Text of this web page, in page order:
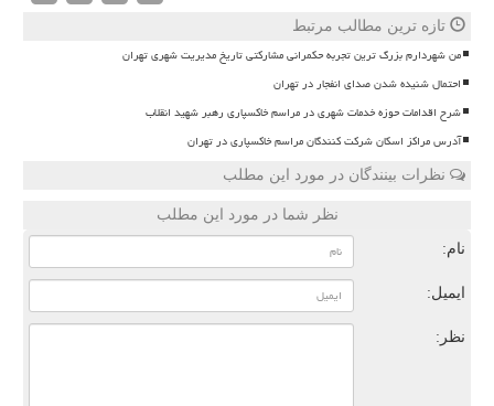
تازه ترین مطالب مرتبط
من شهردارم بزرگ ترین تجربه حکمرانی مشارکتی تاریخ مدیریت شهری تهران
احتمال شنیده شدن صدای انفجار در تهران
شرح اقدامات حوزه خدمات شهری در مراسم خاکسپاری رهبر شهید انقلاب
آدرس مراکز اسکان شرکت کنندگان مراسم خاکسپاری در تهران
نظرات بینندگان در مورد این مطلب
نظر شما در مورد این مطلب
نام:
ایمیل:
نظر: